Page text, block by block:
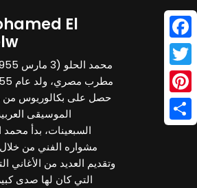
El
حصل على بكالوريوس من
الموسيقى
السبعينات، بدأ محمد
مشواره الفني من خلال
وتقديم العديد من الأغاني
التي كان لها صدى